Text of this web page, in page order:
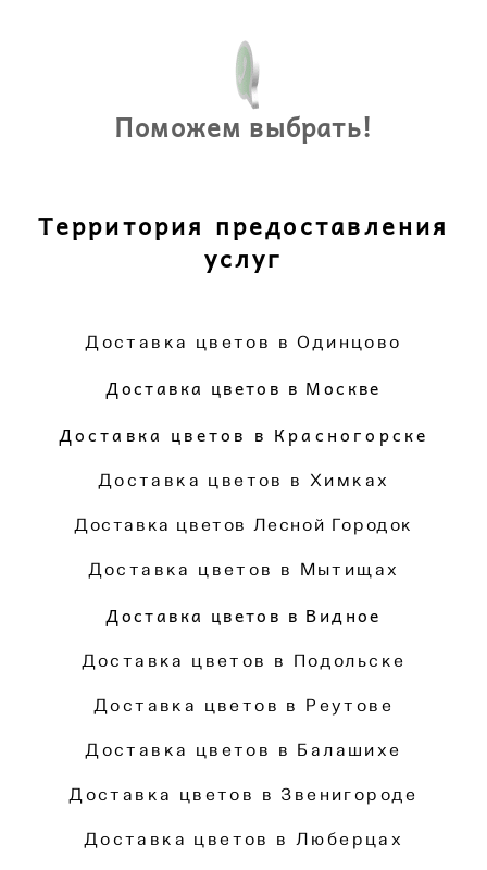
Поможем выбрать!
Территория предоставления
услуг
Доставка цветов в Одинцово
Доставка цветов в Москве
Доставка цветов в Красногорске
Доставка цветов в Химках
Доставка цветов Лесной Городок
Доставка цветов в Мытищах
Доставка цветов в Видное
Доставка цветов в Подольске
Доставка цветов в Реутове
Доставка цветов в Балашихе
Доставка цветов в Звенигороде
Доставка цветов в Люберцах